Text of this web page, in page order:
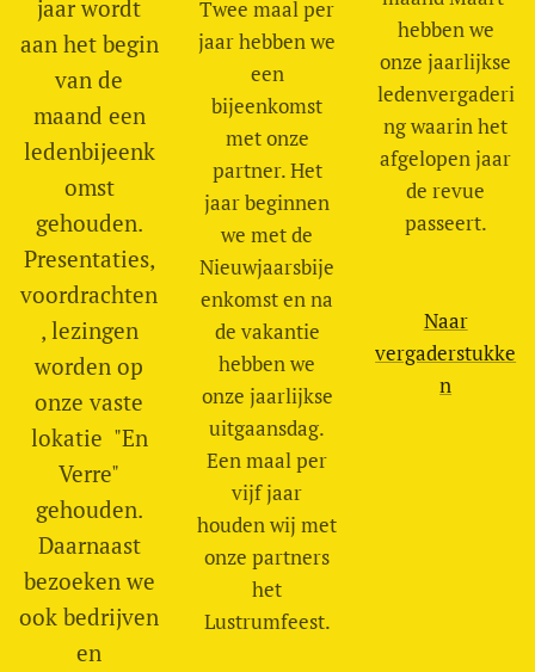
jaar wordt
aan het begin
van de
maand een
ledenbijeenk
omst
gehouden.
Presentaties,
voordrachten
, lezingen
worden op
onze vaste
lokatie "En
Verre"
gehouden.
Daarnaast
bezoeken we
ook bedrijven
en
Twee maal per
jaar hebben we
een
bijeenkomst
met onze
partner. Het
jaar beginnen
we met de
Nieuwjaarsbije
enkomst en na
de vakantie
hebben we
onze jaarlijkse
uitgaansdag.
Een maal per
vijf jaar
houden wij met
onze partners
het
Lustrumfeest.
hebben we
onze jaarlijkse
ledenvergaderi
ng waarin het
afgelopen jaar
de revue
passeert.
Naar
vergaderstukke
n